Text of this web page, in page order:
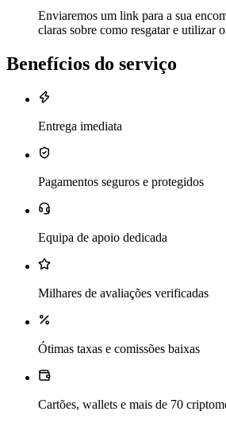
Enviaremos um link para a sua
claras sobre como resgatar e utilizar
Benefícios do serviço
Entrega imediata
Pagamentos seguros e protegidos
Equipa de apoio dedicada
Milhares de avaliações verificadas
Ótimas taxas e comissões baixas
Cartões, wallets e mais de 70